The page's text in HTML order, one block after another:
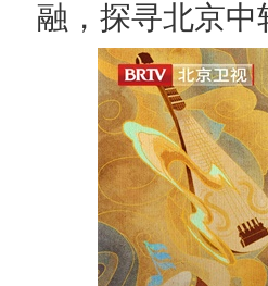
融，探寻北京中